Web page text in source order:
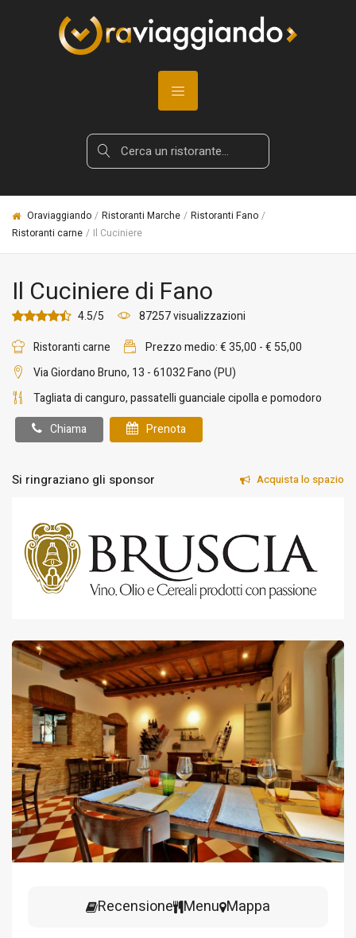
Oraviaggiando Ristoranti Marche
Ristoranti Fano
Ristoranti carne
Il Cuciniere
Il Cuciniere di Fano
4.5/5
87257 visualizzazioni
Ristoranti carne
Prezzo medio: € 35,00 - € 55,00
Via Giordano Bruno, 13 - 61032 Fano (PU)
Tagliata di canguro, passatelli guanciale cipolla e pomodoro
Chiama
Prenota
Si ringraziano gli sponsor Acquista lo spazio
Recensione Menu Mappa